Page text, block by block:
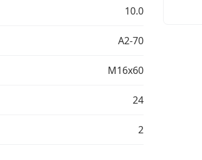
10.0
A2-70
М16х60
24
2